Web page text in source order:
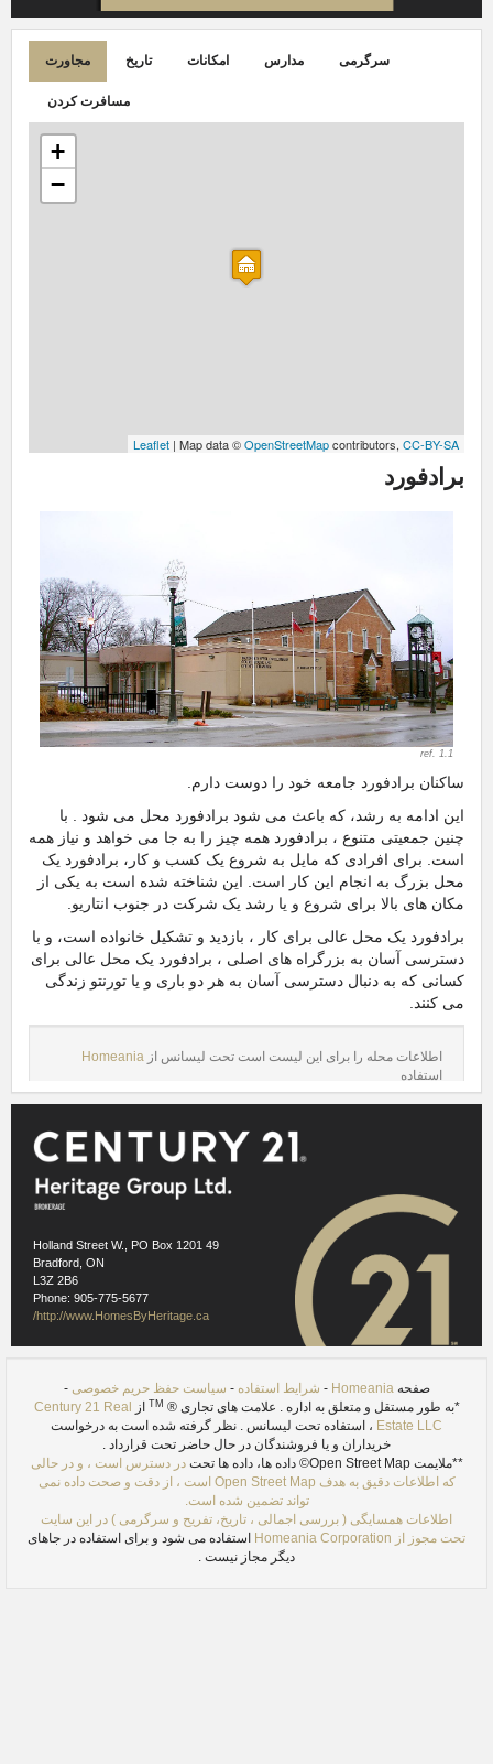
مجاورت تاریخ امکانات مدارس سرگرمی
مسافرت کردن
+
−
Leaflet | Map data ©OpenStreetMapcontributors, CC-BY-SA
برادفورد
ref. 1.1
ساکنان برادفورد جامعه خود را دوست دارم.
این ادامه به رشد، که باعث می شود برادفورد محل می شود . با
چنین جمعیتی متنوع ، برادفورد همه چیز را به جا می خواهد و نیاز همه
است. برای افرادی که مایل به شروع یک کسب و کار، برادفورد یک
محل بزرگ به انجام این کار است. این شناخته شده است به یکی از
مکان های بالا برای شروع و یا رشد یک شرکت در جنوب انتاریو.
برادفورد یک محل عالی برای کار ، بازدید و تشکیل خانواده است، و با
دسترسی آسان به بزرگراه های اصلی ، برادفورد یک محل عالی برای
کسانی که به دنبال دسترسی آسان به هر دو باری و یا تورنتو زندگی
می کنند.
اطلاعات محله را برای این لیست است تحت لیسانس از Homeania
استفاده
https://homeania.com/communities/ontario/bradford-west-
http://commons.wikimedia.org/wiki/File:Bradford_West_Gwillimbury_ON.JPG
49 Holland Street W., PO Box 1201
Bradford, ON
L3Z 2B6
Phone: 905-775-5677
http://www.HomesByHeritage.ca/
صفحهHomeania
- شرایط استفاده - سیاست حفظ حریم خصوصی -
*به طور مستقل و متعلق به اداره . علامت های تجاری ® TM از
Century 21 Real
Estate LLC ، استفاده تحت لیسانس . نظر گرفته شده است به درخواست
خریداران و یا فروشندگان در حال حاضر تحت قرارداد .
**ملایمت Open Street Map© داده ها، داده ها تحت
در دسترس است ، و در حالی
که اطلاعات دقیق به هدف Open Street Map است ، از دقت و صحت داده نمی
تواند تضمین شده است.
اطلاعات همسایگی ( بررسی اجمالی ، تاریخ، تفریح ​​و سرگرمی ) در این سایت
تحت مجوز از Homeania Corporation
استفاده می شود و برای استفاده در جاهای
دیگر مجاز نیست .